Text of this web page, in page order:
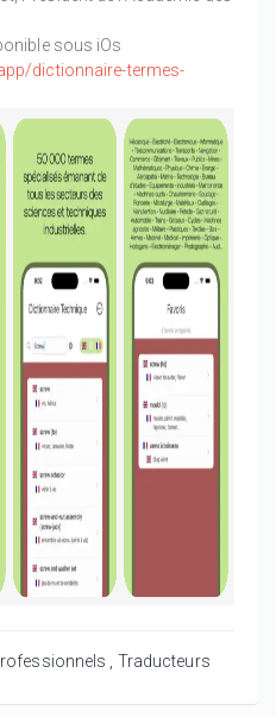
sous iOs
dictionnaire-termes-
Traducteurs